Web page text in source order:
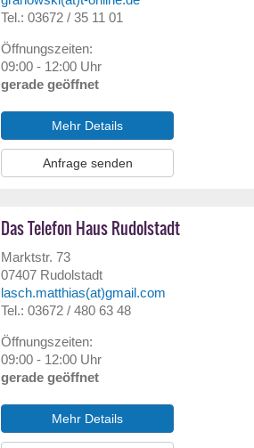
Tel.: 03672 / 35 11 01
Öffnungszeiten:
09:00 - 12:00 Uhr
gerade geöffnet
Mehr Details
Anfrage senden
Das Telefon Haus Rudolstadt
Marktstr. 73
07407 Rudolstadt
lasch.matthias(at)gmail.com
Tel.: 03672 / 480 63 48
Öffnungszeiten:
09:00 - 12:00 Uhr
gerade geöffnet
Mehr Details